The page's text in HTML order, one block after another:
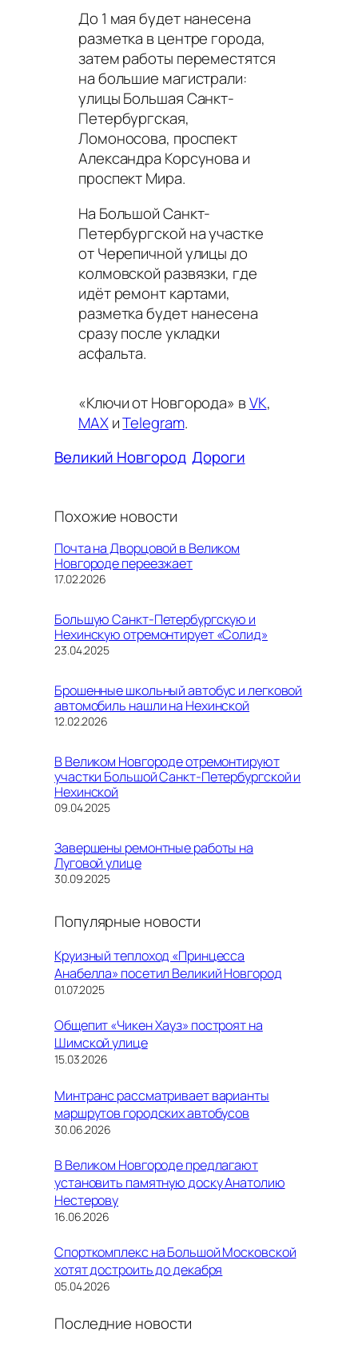
До 1 мая будет нанесена
разметка в центре города,
затем работы переместятся
на большие магистрали:
улицы Большая Санкт-
Петербургская,
Ломоносова, проспект
Александра Корсунова и
проспект Мира.
На Большой Санкт-
Петербургской на участке
от Черепичной улицы до
колмовской развязки, где
идёт ремонт картами,
разметка будет нанесена
сразу после укладки
асфальта.
«Ключи от Новгорода» вVK,
MAXиTelegram.
Великий Новгород Дороги
Похожие новости
Почта на Дворцовой в Великом
Новгороде переезжает
Дата
17.02.2026
Большую Санкт-Петербургскую и
Нехинскую отремонтирует «Солид»
Дата
23.04.2025
Брошенные школьный автобус и легковой
автомобиль нашли на Нехинской
Дата
12.02.2026
В Великом Новгороде отремонтируют
участки Большой Санкт-Петербургской и
Нехинской
Дата
09.04.2025
Завершены ремонтные работы на
Луговой улице
Дата
30.09.2025
Популярные новости
Круизный теплоход «Принцесса
Анабелла» посетил Великий Новгород
01.07.2025
Общепит «Чикен Хауз» построят на
Шимской улице
15.03.2026
Минтранс рассматривает варианты
маршрутов городских автобусов
30.06.2026
В Великом Новгороде предлагают
установить памятную доску Анатолию
Нестерову
16.06.2026
Спорткомплекс на Большой Московской
хотят достроить до декабря
05.04.2026
Последние новости